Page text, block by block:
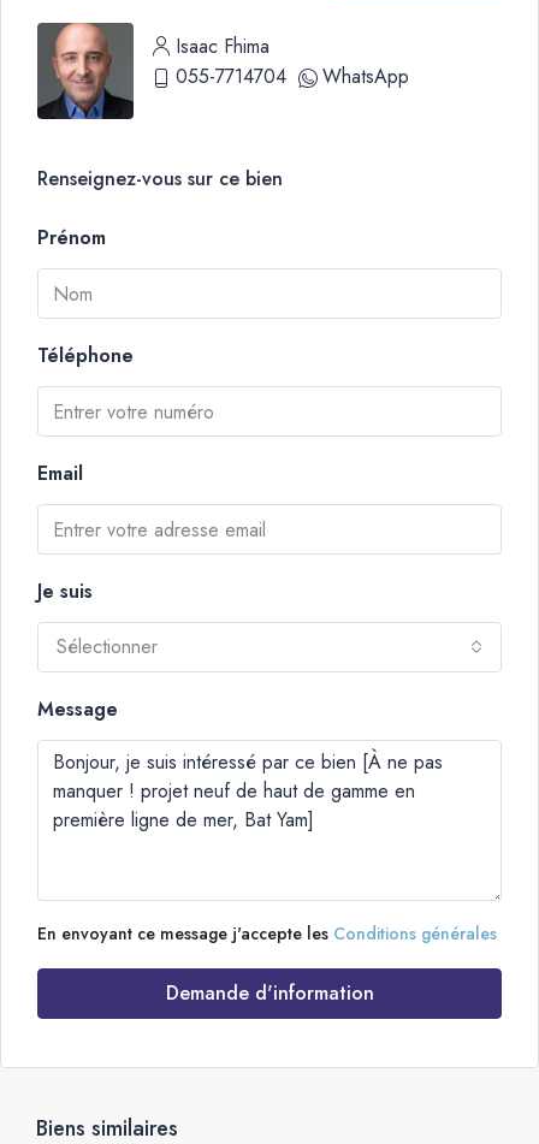
Isaac Fhima
055-7714704
WhatsApp
Renseignez-vous sur ce bien
Prénom
Téléphone
Email
Je suis
Sélectionner
Message
En envoyant ce message j'accepte les Conditions générales
Demande d'information
Biens similaires